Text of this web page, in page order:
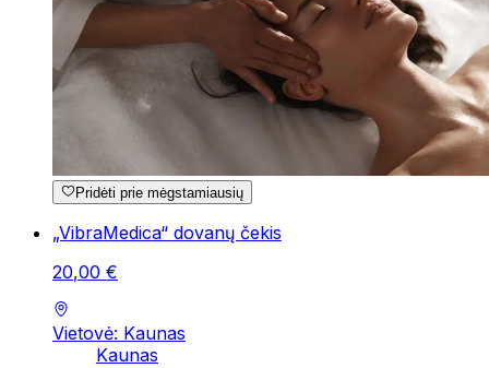
Pridėti prie mėgstamiausių
„VibraMedica“ dovanų čekis
20,00 €
Vietovė: Kaunas
Kaunas